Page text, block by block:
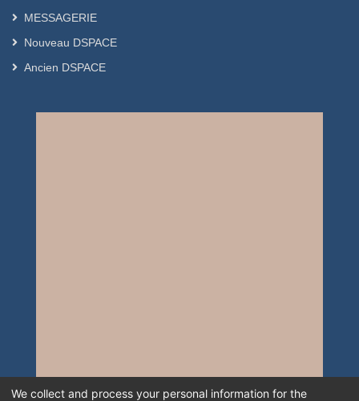
MESSAGERIE
Nouveau DSPACE
Ancien DSPACE
We collect and process your personal information for the